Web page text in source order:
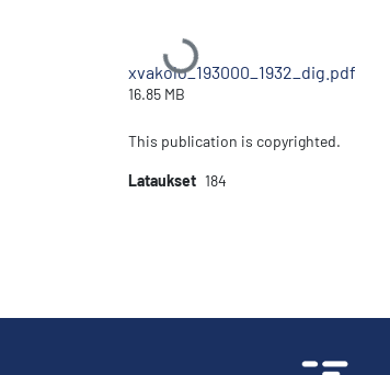
Ladataan...
xvakolo_193000_1932_dig.pdf
16.85 MB
This publication is copyrighted.
Lataukset 184